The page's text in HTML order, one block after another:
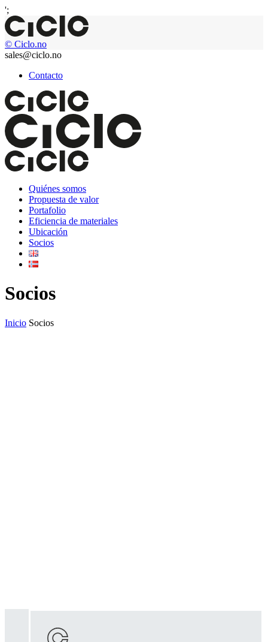
';
© Ciclo.no
sales@ciclo.no
Contacto
Quiénes somos
Propuesta de valor
Portafolio
Eficiencia de materiales
Ubicación
Socios
Socios
Inicio Socios